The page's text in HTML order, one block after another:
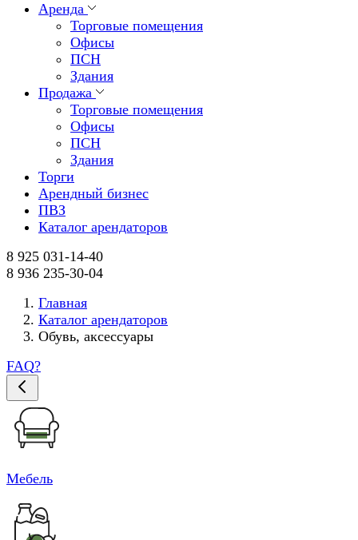
Аренда
Торговые помещения
Офисы
ПСН
Здания
Продажа
Торговые помещения
Офисы
ПСН
Здания
Торги
Арендный бизнес
ПВЗ
Каталог арендаторов
8 925 031-14-40
8 936 235-30-04
Главная
Каталог арендаторов
Обувь, аксессуары
FAQ?
Мебель